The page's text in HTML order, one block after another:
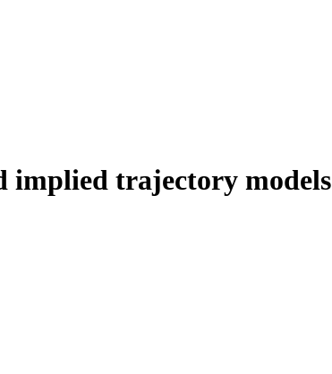
implied trajectory models